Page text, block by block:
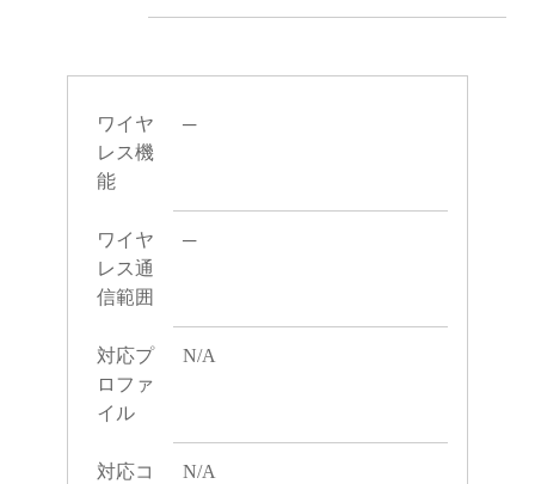
ワイヤ
レス機
能
─
ワイヤ
レス通
信範囲
─
対応プ
ロファ
イル
N/A
対応コ
N/A